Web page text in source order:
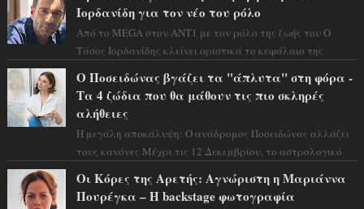
Ιορδανίδη για τον νέο του ρόλο
Από το MEGA στον ΑΝΤ1 με τον ρόλο της ζωής του Ο
Τάσος Ιορδανίδης κλείνει οριστικά το κεφάλαιο της
Ο Ποσειδώνας βγάζει τα "άπλυτα" στη φόρα -
Τα 4 ζώδια που θα μάθουν τις πιο σκληρές
αλήθειες
Η μεγάλη αποκάλυψη: Ο ανάδρομος Ποσειδώνας αλλάζει
τους κανόνες Μέχρι τις 12 Δεκεμβρίου, το αστρολογικό
Οι Κόρες της Αρετής: Αγνώριστη η Μαριάννα
Πουρέγκα – H backstage φωτογραφία